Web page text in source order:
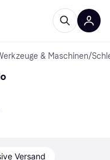
& Maschinen/
Versand